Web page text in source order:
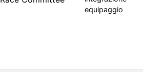
equipaggio